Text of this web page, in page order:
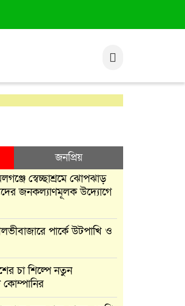
জনপ্রিয়
স্বেচ্ছাশ্রমে ঝোপঝাড়
জনকল্যাণমূলক উদ্যোগে
পার্কে উটপাখি ও
চা শিল্পে নতুন